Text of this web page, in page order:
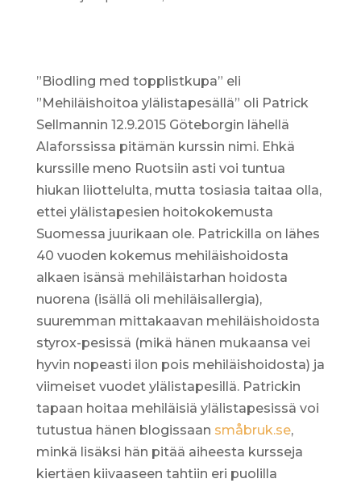
”Biodling med topplistkupa” eli
”Mehiläishoitoa ylälistapesällä” oli Patrick
Sellmannin 12.9.2015 Göteborgin lähellä
Alaforssissa pitämän kurssin nimi. Ehkä
kurssille meno Ruotsiin asti voi tuntua
hiukan liiottelulta, mutta tosiasia taitaa olla,
ettei ylälistapesien hoitokokemusta
Suomessa juurikaan ole. Patrickilla on lähes
40 vuoden kokemus mehiläishoidosta
alkaen isänsä mehiläistarhan hoidosta
nuorena (isällä oli mehiläisallergia),
suuremman mittakaavan mehiläishoidosta
styrox-pesissä (mikä hänen mukaansa vei
hyvin nopeasti ilon pois mehiläishoidosta) ja
viimeiset vuodet ylälistapesillä. Patrickin
tapaan hoitaa mehiläisiä ylälistapesissä voi
tutustua hänen blogissaan småbruk.se,
minkä lisäksi hän pitää aiheesta kursseja
kiertäen kiivaaseen tahtiin eri puolilla